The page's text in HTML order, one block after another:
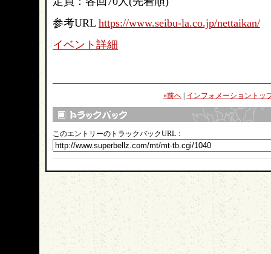
参考URL https://www.seibu-la.co.jp/nettaikan/
イベント詳細
«前へ インフォメーショントッ
このエントリーのトラックバックURL：